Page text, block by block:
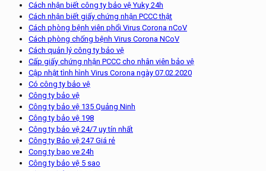
Cách nhận biết công ty bảo vệ Yuky 24h
Cách nhận biết giấy chứng nhận PCCC thật
Cách phòng bệnh viên phổi Virus Corona nCoV
Cách phòng chống bệnh Virus Corona NCoV
Cách quản lý công ty bảo vệ
Cấp giấy chứng nhận PCCC cho nhân viên bảo vệ
Cập nhật tình hình Virus Corona ngày 07.02.2020
Có công ty bảo vệ
Công ty bảo vệ
Công ty bảo vệ 135 Quảng Ninh
Công ty bảo vệ 198
Công ty bảo vệ 24/7 uy tín nhất
Công ty Bảo vệ 247 Giá rẻ
Cong ty bao ve 24h
Công ty bảo vệ 5 sao